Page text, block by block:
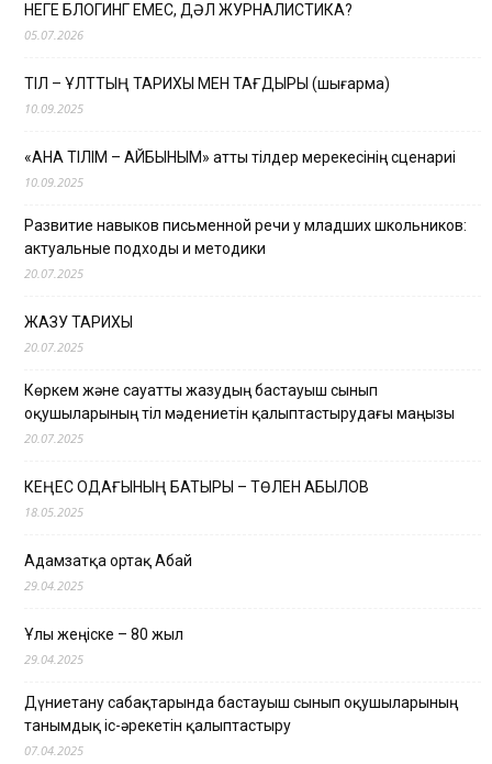
НЕГЕ БЛОГИНГ ЕМЕС, ДӘЛ ЖУРНАЛИСТИКА?
05.07.2026
ТІЛ – ҰЛТТЫҢ ТАРИХЫ МЕН ТАҒДЫРЫ (шығарма)
10.09.2025
«АНА ТІЛІМ – АЙБЫНЫМ» атты тілдер мерекесінің сценариі
10.09.2025
Развитие навыков письменной речи у младших школьников:
актуальные подходы и методики
20.07.2025
ЖАЗУ ТАРИХЫ
20.07.2025
Көркем және сауатты жазудың бастауыш сынып
оқушыларының тіл мәдениетін қалыптастырудағы маңызы
20.07.2025
КЕҢЕС ОДАҒЫНЫҢ БАТЫРЫ – ТӨЛЕН ҚАБЫЛОВ
18.05.2025
Адамзатқа ортақ Абай
29.04.2025
Ұлы жеңіске – 80 жыл
29.04.2025
Дүниетану сабақтарында бастауыш сынып оқушыларының
танымдық іс-әрекетін қалыптастыру
07.04.2025